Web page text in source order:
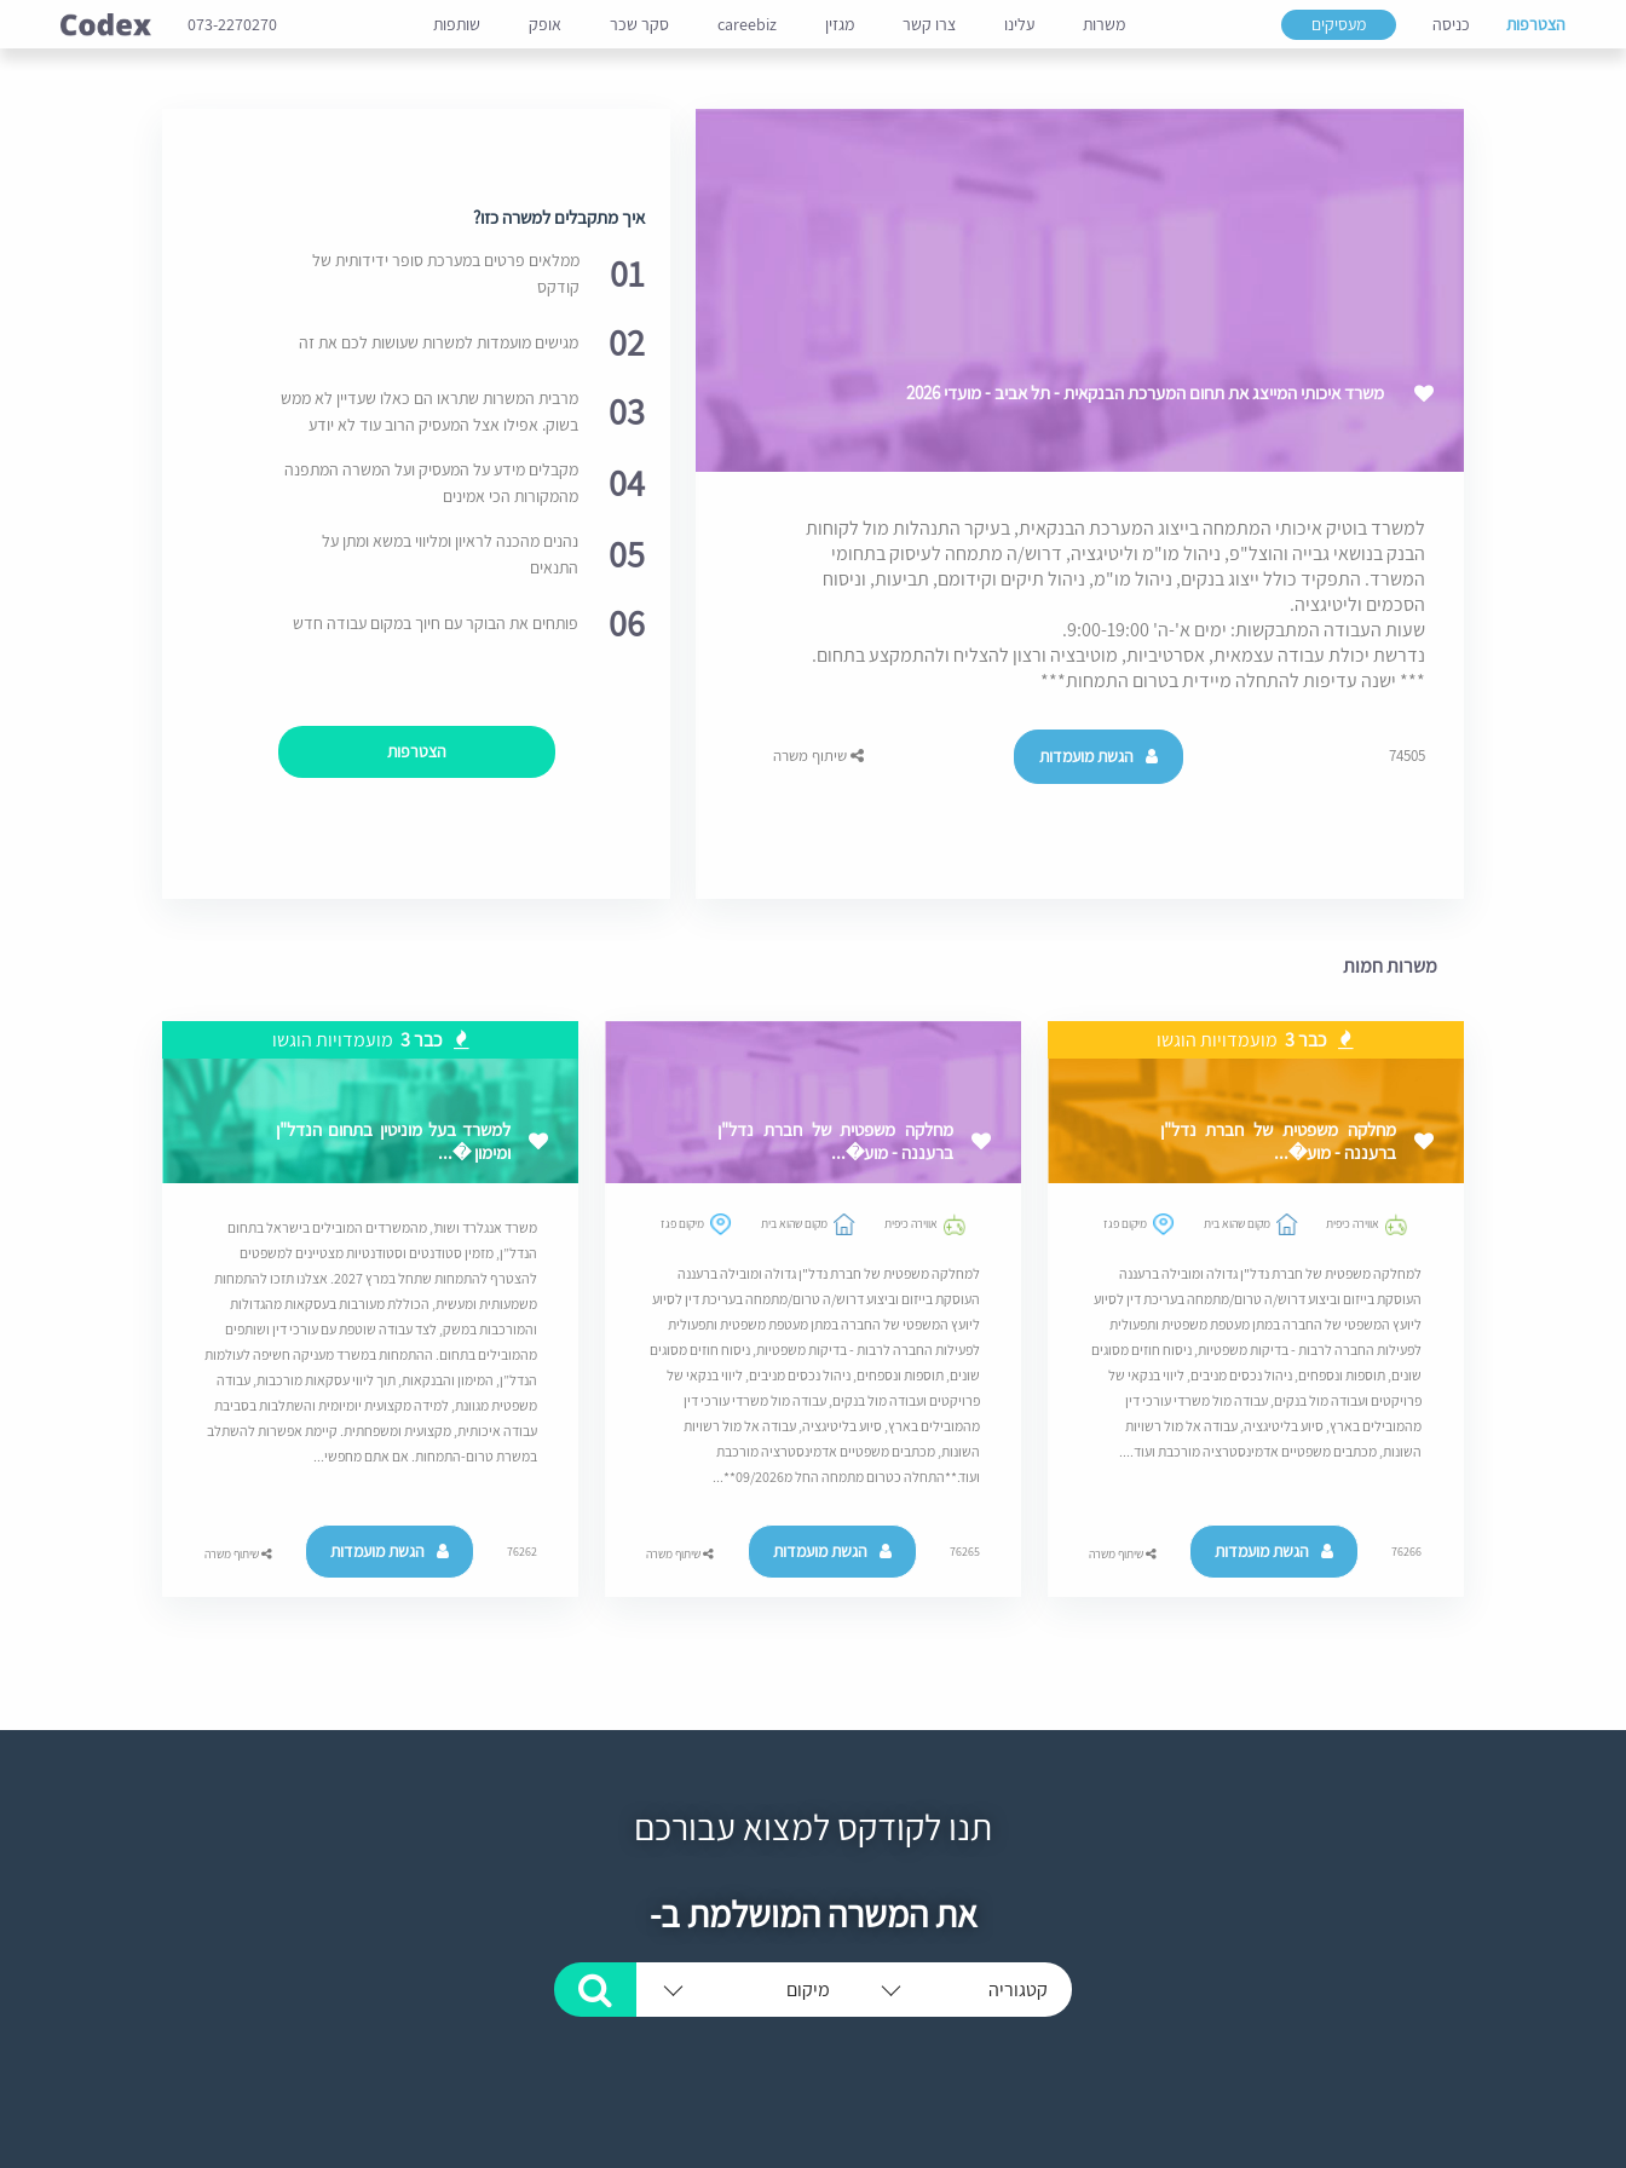
הצטרפות כניסה מעסיקים משרות עלינו צרו קשר מגזין careebiz סקר שכר אופק שותפות 073-2270270
משרד איכותי המייצג את תחום המערכת הבנקאית - תל אביב - מועדי 2026
למשרד בוטיק איכותי המתמחה בייצוג המערכת הבנקאית, בעיקר התנהלות מול לקוחות
הבנק בנושאי גבייה והוצל"פ, ניהול מו"מ וליטיגציה, דרוש/ה מתמחה לעיסוק בתחומי
המשרד. התפקיד כולל ייצוג בנקים, ניהול מו"מ, ניהול תיקים וקידומם, תביעות, וניסוח
הסכמים וליטיגציה.
שעות העבודה המתבקשות: ימים א'-ה' 9:00-19:00.
נדרשת יכולת עבודה עצמאית, אסרטיביות, מוטיבציה ורצון להצליח ולהתמקצע בתחום.
*** ישנה עדיפות להתחלה מיידית בטרום התמחות***
74505 הגשת מועמדות שיתוף משרה
איך מתקבלים למשרה כזו?
01
ממלאים פרטים במערכת סופר ידידותית של
קודקס
02 מגישים מועמדות למשרות שעושות לכם את זה
03
מרבית המשרות שתראו הם כאלו שעדיין לא ממש
בשוק. אפילו אצל המעסיק הרוב עוד לא יודע
04
מקבלים מידע על המעסיק ועל המשרה המתפנה
מהמקורות הכי אמינים
05
נהנים מהכנה לראיון ומליווי במשא ומתן על
התנאים
06 פותחים את הבוקר עם חיוך במקום עבודה חדש
הצטרפות
משרות חמות
כבר 3 מועמדויות הוגשו
מחלקה משפטית של חברת נדל"ן
ברעננה - מוע�...
אווירה כיפית מקום שהוא בית מיקום פגז
למחלקה משפטית של חברת נדל"ן גדולה ומובילה ברעננה
העוסקת בייזום וביצוע דרוש/ה טרום/מתמחה בעריכת דין לסיוע
ליועץ המשפטי של החברה במתן מעטפת משפטית ותפעולית
לפעילות החברה לרבות - בדיקות משפטיות, ניסוח חוזים מסוגים
שונים, תוספות ונספחים, ניהול נכסים מניבים, ליווי בנקאי של
פרויקטים ועבודה מול בנקים, עבודה מול משרדי עורכי דין
מהמובילים בארץ, סיוע בליטיגציה, עבודה אל מול רשויות
השונות, מכתבים משפטיים אדמינסטרציה מורכבת ועוד....
76266 הגשת מועמדות שיתוף משרה
מחלקה משפטית של חברת נדל"ן
ברעננה - מוע�...
אווירה כיפית מקום שהוא בית מיקום פגז
למחלקה משפטית של חברת נדל"ן גדולה ומובילה ברעננה
העוסקת בייזום וביצוע דרוש/ה טרום/מתמחה בעריכת דין לסיוע
ליועץ המשפטי של החברה במתן מעטפת משפטית ותפעולית
לפעילות החברה לרבות - בדיקות משפטיות, ניסוח חוזים מסוגים
שונים, תוספות ונספחים, ניהול נכסים מניבים, ליווי בנקאי של
פרויקטים ועבודה מול בנקים, עבודה מול משרדי עורכי דין
מהמובילים בארץ, סיוע בליטיגציה, עבודה אל מול רשויות
השונות, מכתבים משפטיים אדמינסטרציה מורכבת
ועוד.**התחלה כטרום מתמחה החל מ09/2026**...
76265 הגשת מועמדות שיתוף משרה
כבר 3 מועמדויות הוגשו
למשרד בעל מוניטין בתחום הנדל"ן
ומימון �...
משרד אנגלרד ושות’, מהמשרדים המובילים בישראל בתחום
הנדל”ן, מזמין סטודנטים וסטודנטיות מצטיינים למשפטים
להצטרף להתמחות שתחל במרץ 2027. אצלנו תזכו להתמחות
משמעותית ומעשית, הכוללת מעורבות בעסקאות מהגדולות
והמורכבות במשק, לצד עבודה שוטפת עם עורכי דין ושותפים
מהמובילים בתחום. ההתמחות במשרד מעניקה חשיפה לעולמות
הנדל”ן, המימון והבנקאות, תוך ליווי עסקאות מורכבות, עבודה
משפטית מגוונת, למידה מקצועית יומיומית והשתלבות בסביבת
עבודה איכותית, מקצועית ומשפחתית. קיימת אפשרות להשתלב
במשרת טרום-התמחות. אם אתם מחפשי...
76262 הגשת מועמדות שיתוף משרה
תנו לקודקס למצוא עבורכם
את המשרה המושלמת ב-
קטגוריה מיקום